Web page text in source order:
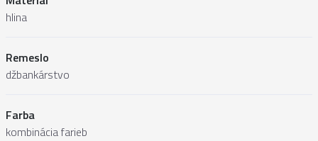
hlina
Remeslo
džbankárstvo
Farba
kombinácia farieb